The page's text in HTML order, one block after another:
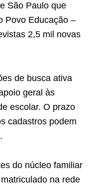
São Paulo que
Povo Educação –
2,5 mil novas
de busca ativa
geral às
escolar. O prazo
cadastros podem
do núcleo familiar
na rede